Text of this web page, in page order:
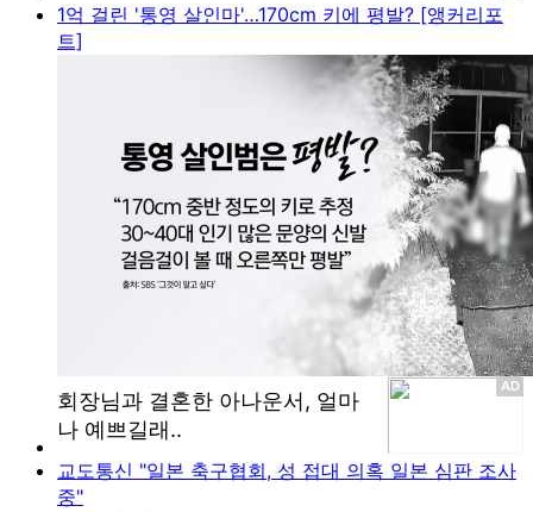
1억 걸린 '통영 살인마'…170cm 키에 평발? [앵커리포
트]
교도통신 "일본 축구협회, 성 접대 의혹 일본 심판 조사
중"